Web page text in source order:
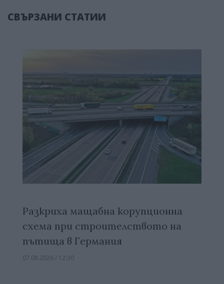
СВЪРЗАНИ СТАТИИ
Разкриха мащабна корупционна
схема при строителството на
пътища в Германия
07.08.2026 / 12:30